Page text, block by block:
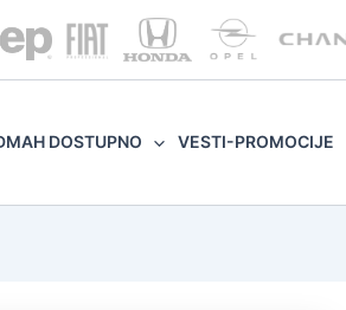
DOSTUPNO VESTI-PROMOCIJE